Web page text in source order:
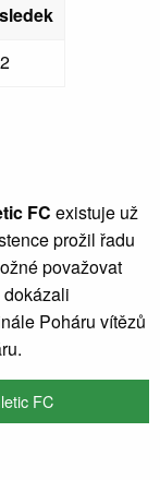
FC existuje už
prožil řadu
považovat
Poháru vítězů
FC